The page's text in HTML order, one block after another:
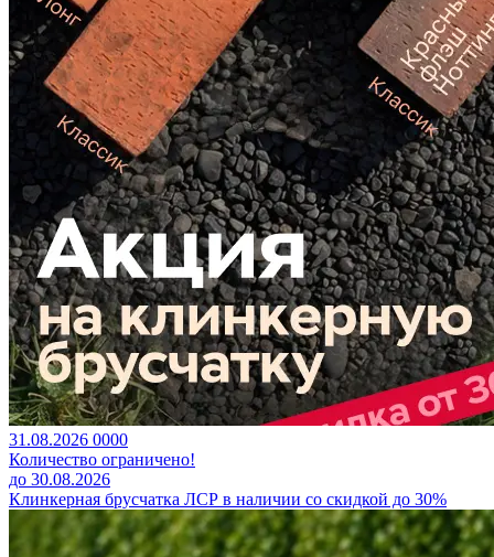
31.08.2026 0000
Количество ограничено!
до 30.08.2026
Клинкерная брусчатка ЛСР в наличии со скидкой до 30%